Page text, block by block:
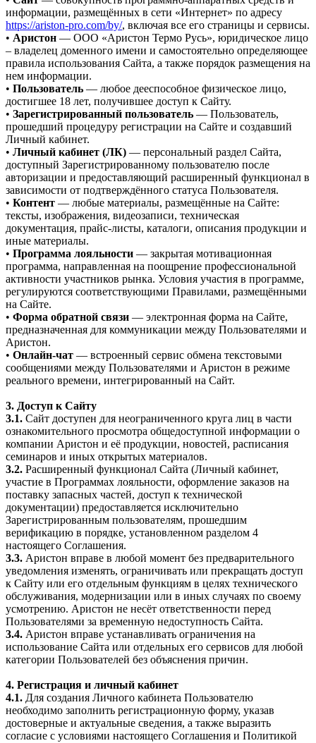
информации, размещённых в сети «Интернет» по адресу
https://ariston-pro.com/by/, включая все его страницы и сервисы.
• Аристон — ООО «Аристон Термо Русь», юридическое лицо
– владелец доменного имени и самостоятельно определяющее
правила использования Сайта, а также порядок размещения на
нем информации.
• Пользователь — любое дееспособное физическое лицо,
достигшее 18 лет, получившее доступ к Сайту.
• Зарегистрированный пользователь — Пользователь,
прошедший процедуру регистрации на Сайте и создавший
Личный кабинет.
• Личный кабинет (ЛК) — персональный раздел Сайта,
доступный Зарегистрированному пользователю после
авторизации и предоставляющий расширенный функционал в
зависимости от подтверждённого статуса Пользователя.
• Контент — любые материалы, размещённые на Сайте:
тексты, изображения, видеозаписи, техническая
документация, прайс-листы, каталоги, описания продукции и
иные материалы.
• Программа лояльности — закрытая мотивационная
программа, направленная на поощрение профессиональной
активности участников рынка. Условия участия в программе,
регулируются соответствующими Правилами, размещёнными
на Сайте.
• Форма обратной связи — электронная форма на Сайте,
предназначенная для коммуникации между Пользователями и
Аристон.
• Онлайн-чат — встроенный сервис обмена текстовыми
сообщениями между Пользователями и Аристон в режиме
реального времени, интегрированный на Сайт.
3. Доступ к Сайту
3.1. Сайт доступен для неограниченного круга лиц в части
ознакомительного просмотра общедоступной информации о
компании Аристон и её продукции, новостей, расписания
семинаров и иных открытых материалов.
3.2. Расширенный функционал Сайта (Личный кабинет,
участие в Программах лояльности, оформление заказов на
поставку запасных частей, доступ к технической
документации) предоставляется исключительно
Зарегистрированным пользователям, прошедшим
верификацию в порядке, установленном разделом 4
настоящего Соглашения.
3.3. Аристон вправе в любой момент без предварительного
уведомления изменять, ограничивать или прекращать доступ
к Сайту или его отдельным функциям в целях технического
обслуживания, модернизации или в иных случаях по своему
усмотрению. Аристон не несёт ответственности перед
Пользователями за временную недоступность Сайта.
3.4. Аристон вправе устанавливать ограничения на
использование Сайта или отдельных его сервисов для любой
категории Пользователей без объяснения причин.
4. Регистрация и личный кабинет
4.1. Для создания Личного кабинета Пользователю
необходимо заполнить регистрационную форму, указав
достоверные и актуальные сведения, а также выразить
согласие с условиями настоящего Соглашения и Политикой